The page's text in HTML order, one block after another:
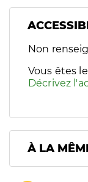
Filtres
Sélectionnez
Non
Vous êtes
Décrivez
À LA